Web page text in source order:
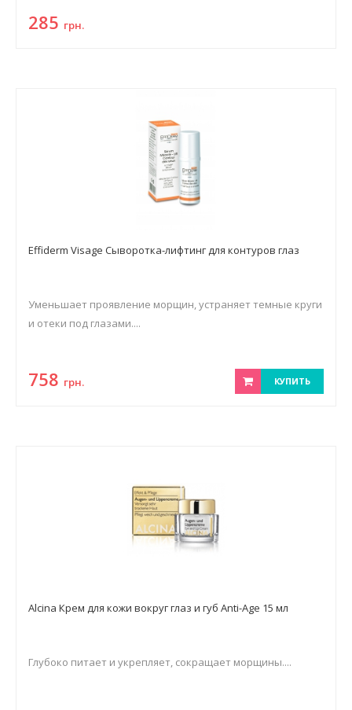
285 грн.
Effiderm Visage Сыворотка-лифтинг для контуров глаз
Уменьшает проявление морщин, устраняет темные круги
и отеки под глазами....
758 грн. КУПИТЬ
Alcina Крем для кожи вокруг глаз и губ Anti-Age 15 мл
Глубоко питает и укрепляет, сокращает морщины....